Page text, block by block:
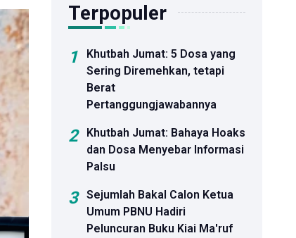
Terpopuler
1
Khutbah Jumat: 5 Dosa yang
Sering Diremehkan, tetapi
Berat
Pertanggungjawabannya
2
Khutbah Jumat: Bahaya Hoaks
dan Dosa Menyebar Informasi
Palsu
3
Sejumlah Bakal Calon Ketua
Umum PBNU Hadiri
Peluncuran Buku Kiai Ma'ruf